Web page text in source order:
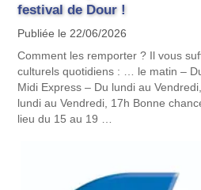
festival de Dour !
Publiée le 22/06/2026
Comment les remporter ? Il vous
culturels quotidiens : … le matin –
Midi Express – Du lundi au
lundi au Vendredi, 17h Bonne
lieu du 15 au 19 …